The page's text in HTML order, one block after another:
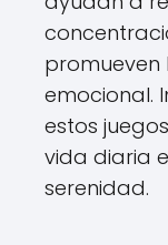
promueven
emocional.
estos
vida diaria
serenidad.